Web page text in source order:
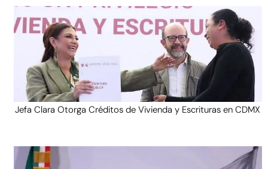
Jefa Clara Otorga Créditos de Vivienda y Escrituras en CDMX